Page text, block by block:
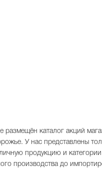
размещён каталог акций
У нас представлены
продукцию и
производства до